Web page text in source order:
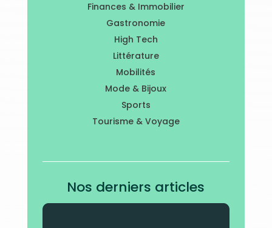
Finances & Immobilier
Gastronomie
High Tech
Littérature
Mobilités
Mode & Bijoux
Sports
Tourisme & Voyage
Nos derniers articles